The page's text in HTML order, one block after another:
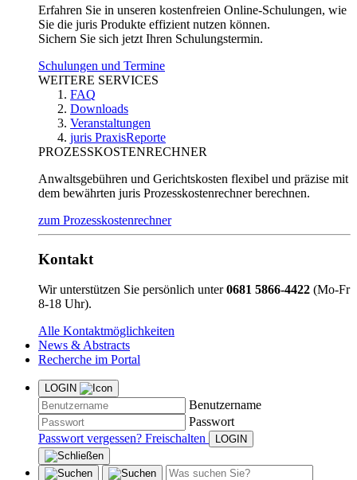
Erfahren Sie in unseren kostenfreien Online-Schulungen, wie
Sie die juris Produkte effizient nutzen können.
Sichern Sie sich jetzt Ihren Schulungstermin.
Schulungen und Termine
WEITERE SERVICES
FAQ
Downloads
Veranstaltungen
juris PraxisReporte
PROZESSKOSTENRECHNER
Anwaltsgebühren und Gerichtskosten flexibel und präzise mit
dem bewährten juris Prozesskostenrechner berechnen.
zum Prozesskostenrechner
Kontakt
Wir unterstützen Sie persönlich unter0681 5866-4422 (Mo-Fr
8-18 Uhr).
Alle Kontaktmöglichkeiten
News & Abstracts
Recherche im Portal
LOGIN
Benutzername
Passwort
Passwort vergessen? Freischalten